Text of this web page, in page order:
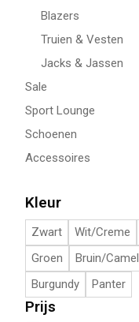
Blazers
Truien & Vesten
Jacks & Jassen
Sale
Sport Lounge
Schoenen
Accessoires
Kleur
Zwart Wit/Creme
Groen
Bruin/Camel
Burgundy
Panter
Prijs